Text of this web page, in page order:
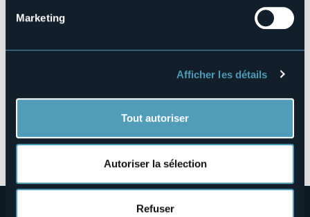
Marketing
Afficher les détails
Tout autoriser
Autoriser la sélection
Refuser
Ouvrir la carte